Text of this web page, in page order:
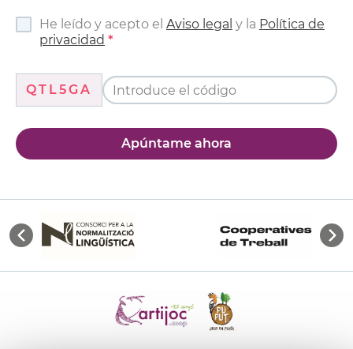
He leído y acepto el Aviso legal y la Política de
privacidad
QTL5GA
Apúntame ahora